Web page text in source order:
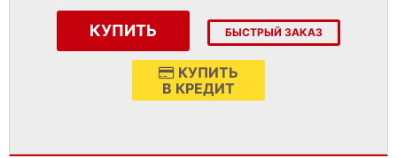
КУПИТЬ БЫСТРЫЙ ЗАКАЗ
КУПИТЬ
В КРЕДИТ